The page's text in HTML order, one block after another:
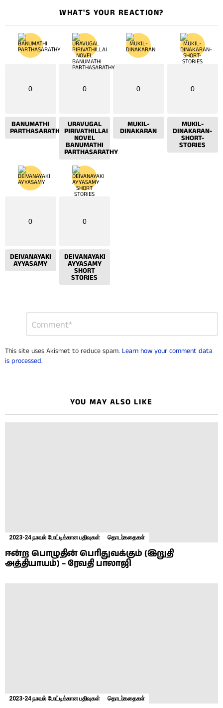
WHAT'S YOUR REACTION?
0
BANUMATHI
PARTHASARATHY
0
URAVUGAL
PIRIVATHILLAI
NOVEL
BANUMATHI
PARTHASARATHY
0
MUKIL-
DINAKARAN
0
MUKIL-
DINAKARAN-
SHORT-
STORIES
0
DEIVANAYAKI
AYYASAMY
0
DEIVANAYAKI
AYYASAMY
SHORT
STORIES
This site uses Akismet to reduce spam. Learn how your comment data
is processed.
YOU MAY ALSO LIKE
2023-24 நாவல் போட்டிக்கான பதிவுகள் தொடர்கதைகள்
ஈன்ற பொழுதின் பெரிதுவக்கும் (இறுதி
அத்தியாயம்) – ரேவதி பாலாஜி
2023-24 நாவல் போட்டிக்கான பதிவுகள் தொடர்கதைகள்